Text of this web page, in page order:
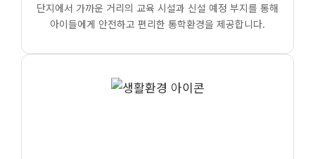
단지에서 가까운 거리의 교육 시설과 신설 예정 부지를 통해
아이들에게 안전하고 편리한 통학환경을 제공합니다.